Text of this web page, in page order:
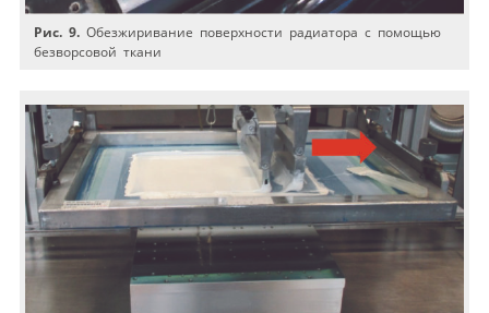
Рис. 9. Обезжиривание поверхности радиатора с помощью
безворсовой ткани